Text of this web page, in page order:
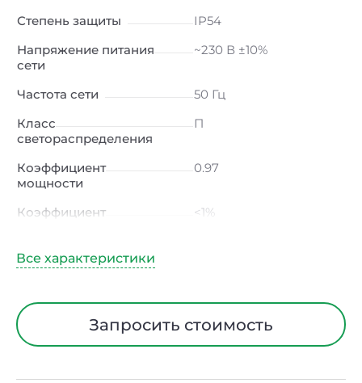
Степень защиты
IP54
Напряжение питания
сети
~230 В ±10%
Частота сети
50 Гц
Класс
светораспределения
П
Коэффициент
мощности
0.97
Коэффициент
<1%
Индекс цветопередачи
Тип кривой силы света
Д (косинусная)
Угол рассеивания
120ᵒ
Запросить стоимость